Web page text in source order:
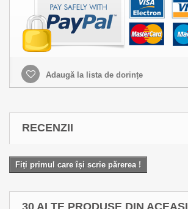
Adaugă la lista de dorințe
RECENZII
Fiți primul care își scrie părerea !